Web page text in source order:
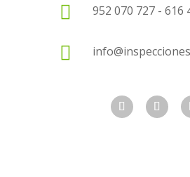
 952 070 727 - 616
